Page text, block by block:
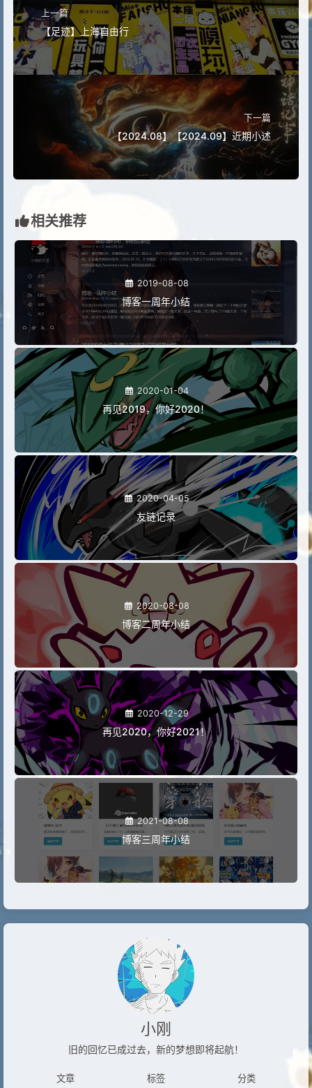
上一篇
【足迹】上海自由行
下一篇
【2024.08】【2024.09】近期小述
相关推荐
2019-08-08
博客一周年小结
2020-01-04
再见2019，你好2020！
2020-04-05
友链记录
2020-08-08
博客二周年小结
2020-12-29
再见2020，你好2021！
2021-08-08
博客三周年小结
小刚
旧的回忆已成过去，新的梦想即将起航！
文章 标签 分类